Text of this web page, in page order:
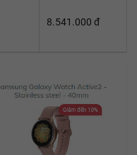
8.541.000 đ